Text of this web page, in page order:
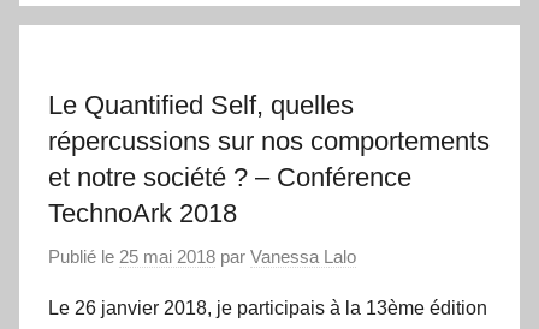
Le Quantified Self, quelles
répercussions sur nos comportements
et notre société ? – Conférence
TechnoArk 2018
Publié le 25 mai 2018 par Vanessa Lalo
Le 26 janvier 2018, je participais à la 13ème édition